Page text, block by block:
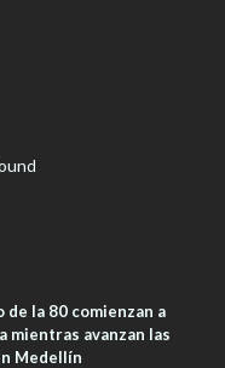
la 80 comienzan a
mientras avanzan las
Medellín